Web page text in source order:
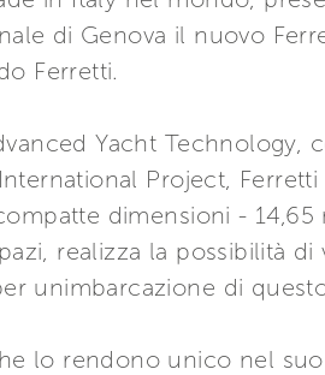
di Genova il nuovo
Ferretti.
Yacht Technology,
Project,
dimensioni -
realizza la possibilità
unimbarcazione di
lo rendono unico nel